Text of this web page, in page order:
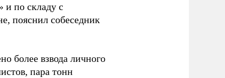
и по складу с
пояснил собеседник
более взвода личного
пара тонн